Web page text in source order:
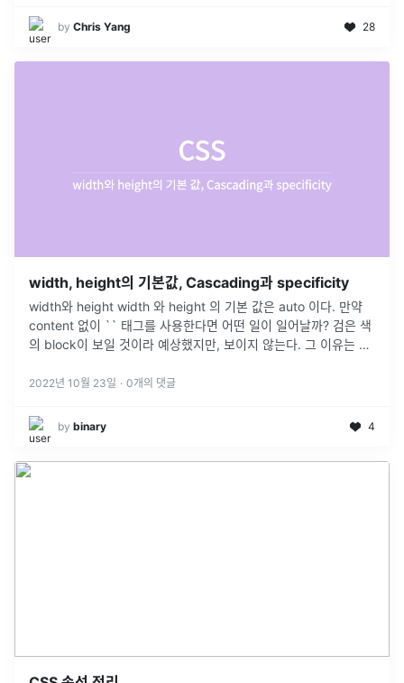
by Chris Yang 28
width, height의 기본값, Cascading과 specificity
width와 height width 와 height 의 기본 값은 auto 이다. 만약
content 없이 `` 태그를 사용한다면 어떤 일이 일어날까? 검은 색
의 block이 보일 것이라 예상했지만, 보이지 않는다. 그 이유는 바
2022년 10월 23일 · 0개의 댓글
by binary 4